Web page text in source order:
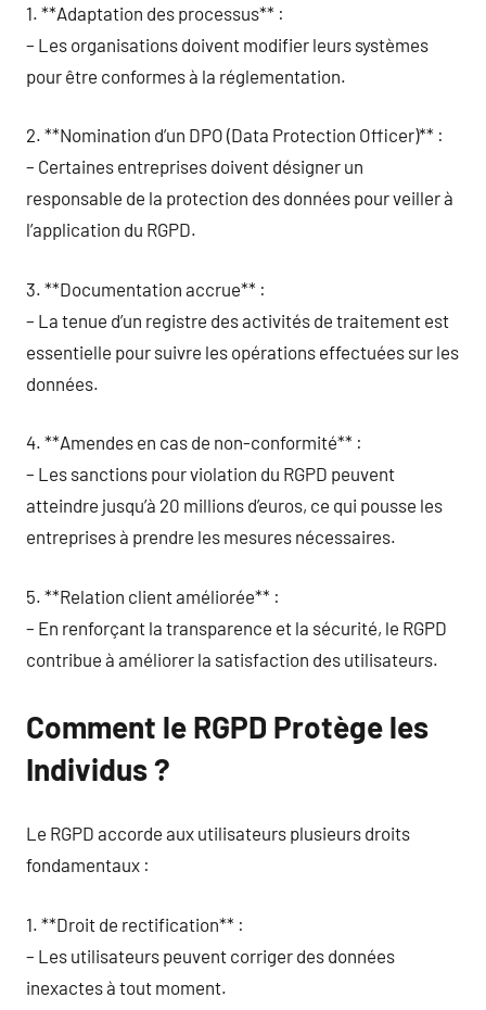
1. **Adaptation des processus** :
– Les organisations doivent modifier leurs systèmes
pour être conformes à la réglementation.
2. **Nomination d’un DPO (Data Protection Officer)** :
– Certaines entreprises doivent désigner un
responsable de la protection des données pour veiller à
l’application du RGPD.
3. **Documentation accrue** :
– La tenue d’un registre des activités de traitement est
essentielle pour suivre les opérations effectuées sur les
données.
4. **Amendes en cas de non-conformité** :
– Les sanctions pour violation du RGPD peuvent
atteindre jusqu’à 20 millions d’euros, ce qui pousse les
entreprises à prendre les mesures nécessaires.
5. **Relation client améliorée** :
– En renforçant la transparence et la sécurité, le RGPD
contribue à améliorer la satisfaction des utilisateurs.
Comment le RGPD Protège les
Individus ?
Le RGPD accorde aux utilisateurs plusieurs droits
fondamentaux :
1. **Droit de rectification** :
– Les utilisateurs peuvent corriger des données
inexactes à tout moment.